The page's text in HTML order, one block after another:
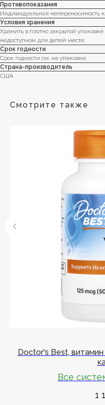
Противопоказания
Индивидуальная непереносимость
Условия хранения
Хранить в плотно закрытой
недоступном для детей месте.
Срок годности
Срок годности см. на упаковке.
Страна-производитель
США
Смотрите также
Doctor's Best,
Все
Питательное 1